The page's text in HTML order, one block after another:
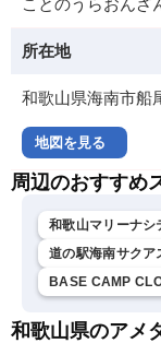
ことのうらおんざ
所在地
和歌山県海南市船
地図を見る
周辺のおすすめ
和歌山マリーナシ
道の駅海南サクア
BASE CAMP
和歌山県のアメ